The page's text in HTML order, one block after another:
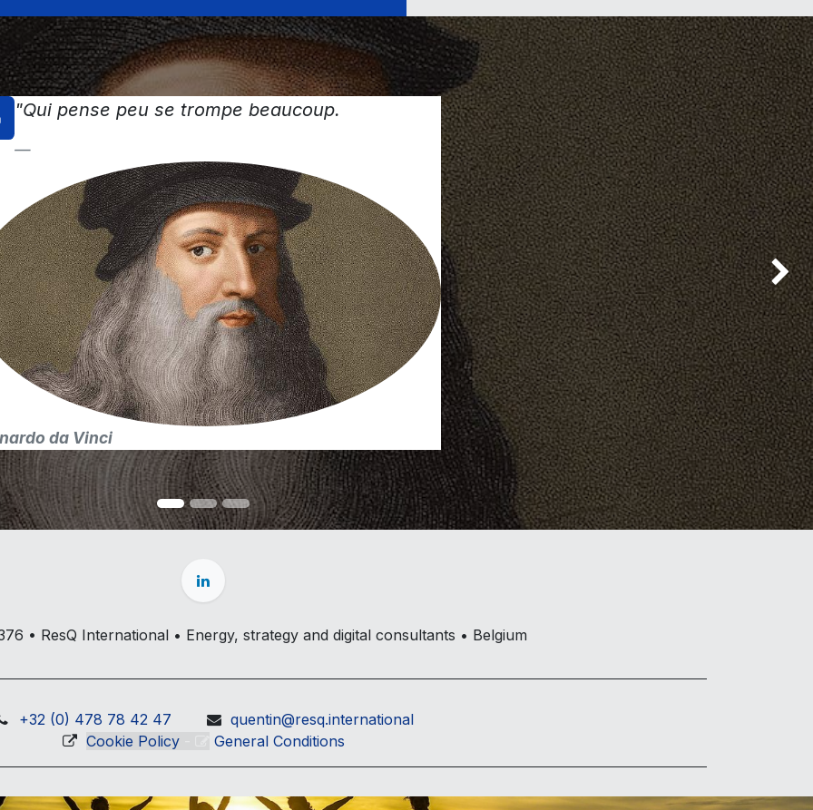
"Qui pense peu se trompe beaucoup.
da Vinci
• ResQ International • Energy, strategy and digital consultants • Belgium
+32 (0) 478 78 42 47
quentin@resq.international
Cookie Policy- General Conditions